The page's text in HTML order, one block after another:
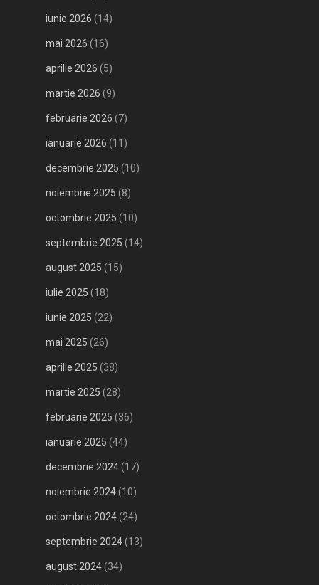
iunie 2026 (14)
mai 2026 (16)
aprilie 2026 (5)
martie 2026 (9)
februarie 2026 (7)
ianuarie 2026 (11)
decembrie 2025 (10)
noiembrie 2025 (8)
octombrie 2025 (10)
septembrie 2025 (14)
august 2025 (15)
iulie 2025 (18)
iunie 2025 (22)
mai 2025 (26)
aprilie 2025 (38)
martie 2025 (28)
februarie 2025 (36)
ianuarie 2025 (44)
decembrie 2024(17)
noiembrie 2024(10)
octombrie 2024(24)
septembrie 2024(13)
august 2024(34)